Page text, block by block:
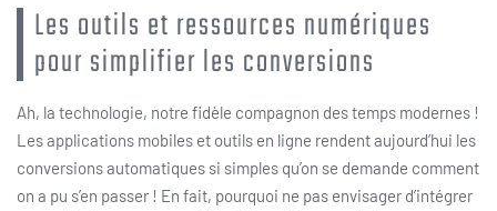
Les outils et ressources numériques
pour simplifier les conversions
Ah, la technologie, notre fidèle compagnon des temps modernes !
Les applications mobiles et outils en ligne rendent aujourd’hui les
conversions automatiques si simples qu’on se demande comment
on a pu s’en passer ! En fait, pourquoi ne pas envisager d’intégrer